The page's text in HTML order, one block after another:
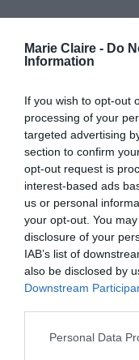
Marie Claire - Do
Information
If you wish to opt-out
processing of your
targeted advertising
section to confirm
opt-out request is
interest-based ads
us or personal
your opt-out. You
disclosure of your
IAB’s list of
also be disclosed by
Downstream
Personal Data
@nivinejay
Δεν είχε κάποιο
πραγματικής
ότι είναι
Ben Aflleck.
Ben Affleck
— pre